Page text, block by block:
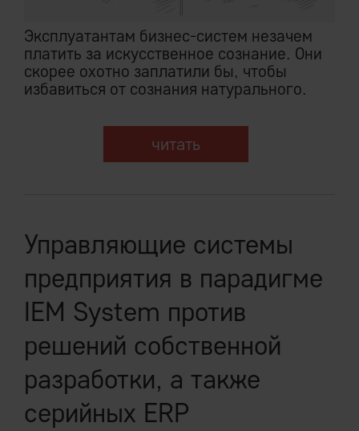
Эксплуатантам бизнес-систем незачем
платить за искусственное сознание. Они
скорее охотно заплатили бы, чтобы
избавиться от сознания натурального.
читать
Управляющие системы
предприятия в парадигме
IEM System против
решений собственной
разработки, а также
серийных ERP